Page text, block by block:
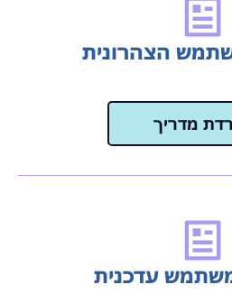
הצהרונית
מדריך
עדכנית